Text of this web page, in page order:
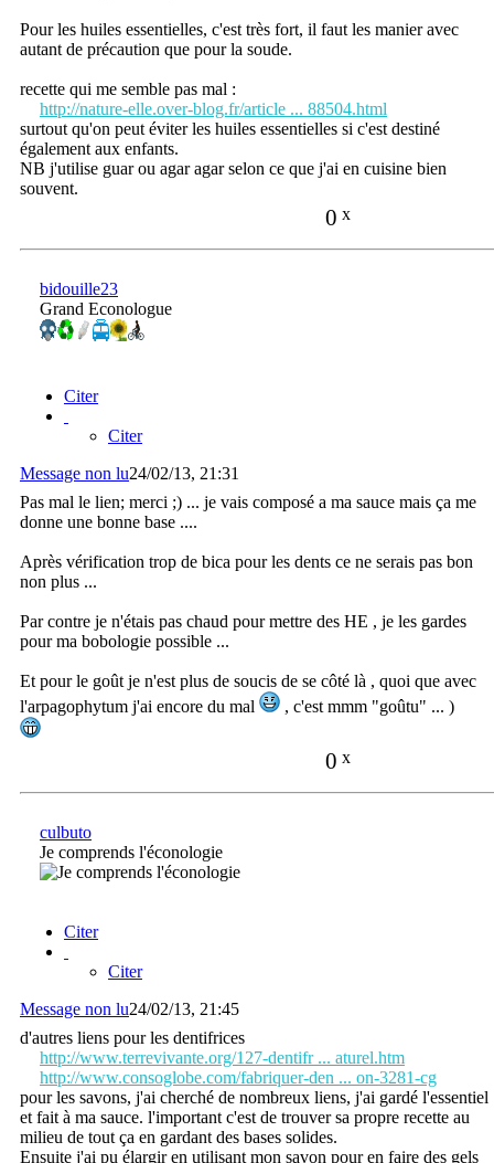
Pour les huiles essentielles, c'est très fort, il faut les manier avec
autant de précaution que pour la soude.
recette qui me semble pas mal :
http://nature-elle.over-blog.fr/article ... 88504.html
surtout qu'on peut éviter les huiles essentielles si c'est destiné
également aux enfants.
NB j'utilise guar ou agar agar selon ce que j'ai en cuisine bien
souvent.
0 x
bidouille23
Grand Econologue
Citer
Citer
Message non lu24/02/13, 21:31
Pas mal le lien; merci ;) ... je vais composé a ma sauce mais ça me
donne une bonne base ....
Après vérification trop de bica pour les dents ce ne serais pas bon
non plus ...
Par contre je n'étais pas chaud pour mettre des HE , je les gardes
pour ma bobologie possible ...
Et pour le goût je n'est plus de soucis de se côté là , quoi que avec
l'arpagophytum j'ai encore du mal
, c'est mmm "goûtu" ... )
0 x
culbuto
Je comprends l'éconologie
Citer
Citer
Message non lu24/02/13, 21:45
d'autres liens pour les dentifrices
http://www.terrevivante.org/127-dentifr ... aturel.htm
http://www.consoglobe.com/fabriquer-den ... on-3281-cg
pour les savons, j'ai cherché de nombreux liens, j'ai gardé l'essentiel
et fait à ma sauce. l'important c'est de trouver sa propre recette au
milieu de tout ça en gardant des bases solides.
Ensuite j'ai pu élargir en utilisant mon savon pour en faire des gels